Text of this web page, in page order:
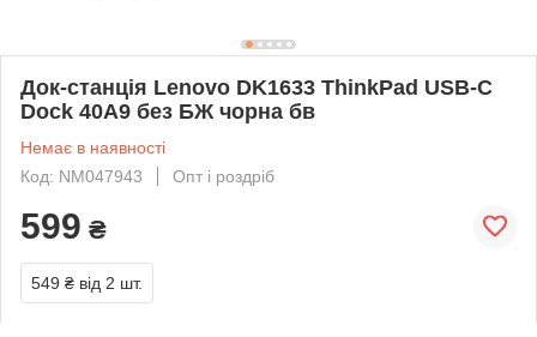
Док-станція Lenovo DK1633 ThinkPad USB-C
Dock 40A9 без БЖ чорна бв
Немає в наявності
Код: NM047943
Опт і роздріб
599 ₴
549 ₴ від 2 шт.